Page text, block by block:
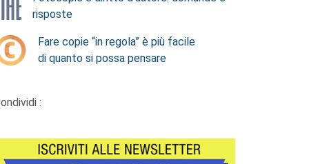
risposte
Fare copie “in regola” è più facile
di quanto si possa pensare
: